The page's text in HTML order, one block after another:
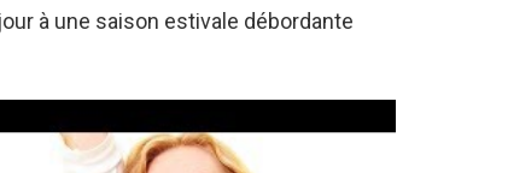
à une saison estivale débordante